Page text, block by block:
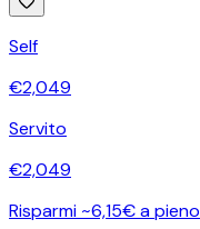
Self
€2,049
Servito
€2,049
Risparmi ~6,15€ a pieno